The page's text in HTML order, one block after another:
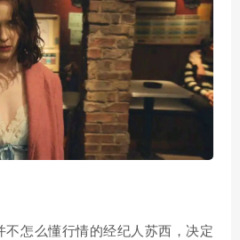
不怎么懂行情的经纪人苏西，决定